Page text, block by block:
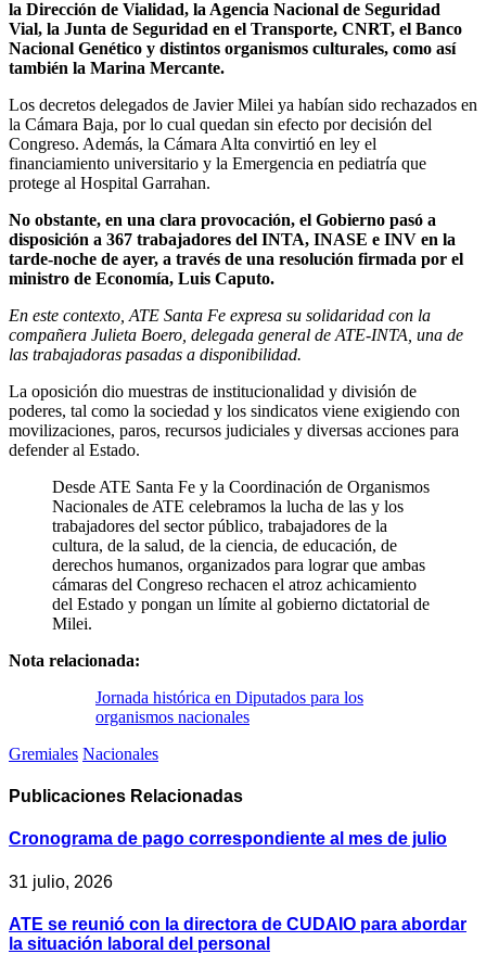
la Dirección de Vialidad, la Agencia Nacional de Seguridad
Vial, la Junta de Seguridad en el Transporte, CNRT, el Banco
Nacional Genético y distintos organismos culturales, como así
también la Marina Mercante.
Los decretos delegados de Javier Milei ya habían sido rechazados en
la Cámara Baja, por lo cual quedan sin efecto por decisión del
Congreso. Además, la Cámara Alta convirtió en ley el
financiamiento universitario y la Emergencia en pediatría que
protege al Hospital Garrahan.
No obstante, en una clara provocación, el Gobierno pasó a
disposición a 367 trabajadores del INTA, INASE e INV en la
tarde-noche de ayer, a través de una resolución firmada por el
ministro de Economía, Luis Caputo.
En este contexto, ATE Santa Fe expresa su solidaridad con la
compañera Julieta Boero, delegada general de ATE-INTA, una de
las trabajadoras pasadas a disponibilidad.
La oposición dio muestras de institucionalidad y división de
poderes, tal como la sociedad y los sindicatos viene exigiendo con
movilizaciones, paros, recursos judiciales y diversas acciones para
defender al Estado.
Desde ATE Santa Fe y la Coordinación de Organismos
Nacionales de ATE celebramos la lucha de las y los
trabajadores del sector público, trabajadores de la
cultura, de la salud, de la ciencia, de educación, de
derechos humanos, organizados para lograr que ambas
cámaras del Congreso rechacen el atroz achicamiento
del Estado y pongan un límite al gobierno dictatorial de
Milei.
Nota relacionada:
Jornada histórica en Diputados para los
organismos nacionales
Gremiales Nacionales
Publicaciones Relacionadas
Cronograma de pago correspondiente al mes de julio
31 julio, 2026
ATE se reunió con la directora de CUDAIO para abordar
la situación laboral del personal